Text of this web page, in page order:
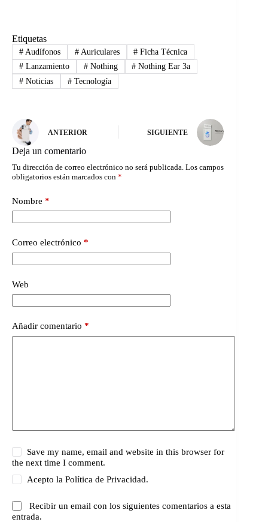
Etiquetas
#Audífonos #Auriculares # Ficha Técnica
#Lanzamiento #Nothing # Nothing Ear 3a
#Noticias #Tecnología
ANTERIOR SIGUIENTE
Deja un comentario
Tu dirección de correo electrónico no será publicada. Los campos
obligatorios están marcados con *
Nombre *
Correo electrónico *
Web
Añadir comentario *
Save my name, email and website in this browser for
the next time I comment.
Acepto laPolítica de Privacidad.
Recibir un email con los siguientes comentarios a esta
entrada.